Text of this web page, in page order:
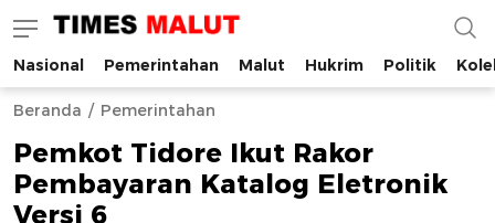
Times Malut
Berita Maluku Utara Terbaru
Nasional Pemerintahan Malut Hukrim Politik
Beranda Pemerintahan
Pemkot Tidore Ikut Rakor
Pembayaran Katalog Eletronik
Versi 6